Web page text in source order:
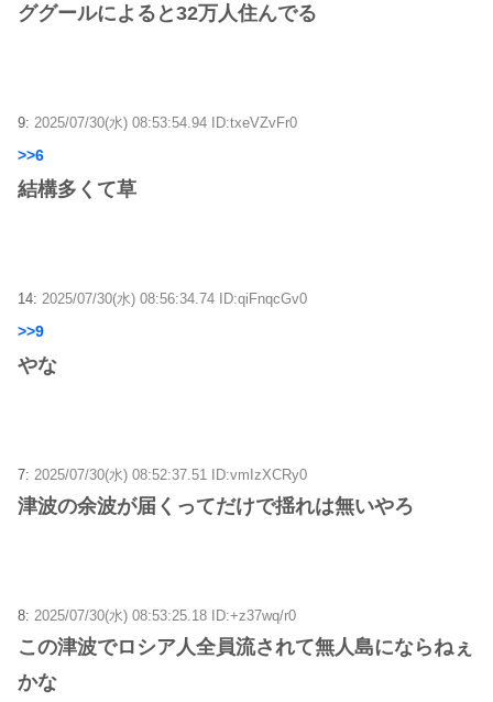
ググールによると32万人住んでる
9: 2025/07/30(水) 08:53:54.94 ID:txeVZvFr0
>>6
結構多くて草
14: 2025/07/30(水) 08:56:34.74 ID:qiFnqcGv0
>>9
やな
7: 2025/07/30(水) 08:52:37.51 ID:vmIzXCRy0
津波の余波が届くってだけで揺れは無いやろ
8: 2025/07/30(水) 08:53:25.18 ID:+z37wq/r0
この津波でロシア人全員流されて無人島にならねぇ
かな